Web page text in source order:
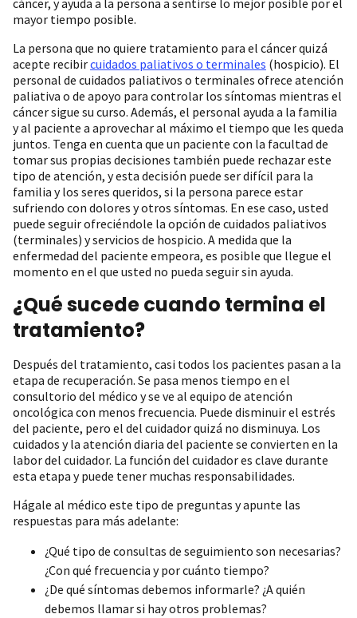
mayor tiempo posible.
La persona que no quiere tratamiento para el cáncer quizá
acepte recibircuidados paliativos o terminales (hospicio). El
personal de cuidados paliativos o terminales ofrece atención
paliativa o de apoyo para controlar los síntomas mientras el
cáncer sigue su curso. Además, el personal ayuda a la familia
y al paciente a aprovechar al máximo el tiempo que les queda
juntos. Tenga en cuenta que un paciente con la facultad de
tomar sus propias decisiones también puede rechazar este
tipo de atención, y esta decisión puede ser difícil para la
familia y los seres queridos, si la persona parece estar
sufriendo con dolores y otros síntomas. En ese caso, usted
puede seguir ofreciéndole la opción de cuidados paliativos
(terminales) y servicios de hospicio. A medida que la
enfermedad del paciente empeora, es posible que llegue el
momento en el que usted no pueda seguir sin ayuda.
¿Qué sucede cuando termina el
tratamiento?
Después del tratamiento, casi todos los pacientes pasan a la
etapa de recuperación. Se pasa menos tiempo en el
consultorio del médico y se ve al equipo de atención
oncológica con menos frecuencia. Puede disminuir el estrés
del paciente, pero el del cuidador quizá no disminuya. Los
cuidados y la atención diaria del paciente se convierten en la
labor del cuidador. La función del cuidador es clave durante
esta etapa y puede tener muchas responsabilidades.
Hágale al médico este tipo de preguntas y apunte las
respuestas para más adelante:
¿Qué tipo de consultas de seguimiento son necesarias?
¿Con qué frecuencia y por cuánto tiempo?
¿De qué síntomas debemos informarle? ¿A quién
debemos llamar si hay otros problemas?